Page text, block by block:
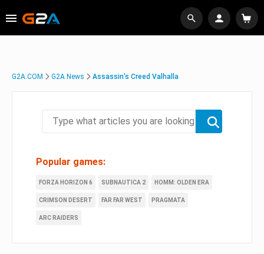
G2A.COM G2A News Assassin's Creed Valhalla
Popular games:
FORZA HORIZON 6 SUBNAUTICA 2 HOMM: OLDEN ERA
CRIMSON DESERT FAR FAR WEST PRAGMATA
ARC RAIDERS